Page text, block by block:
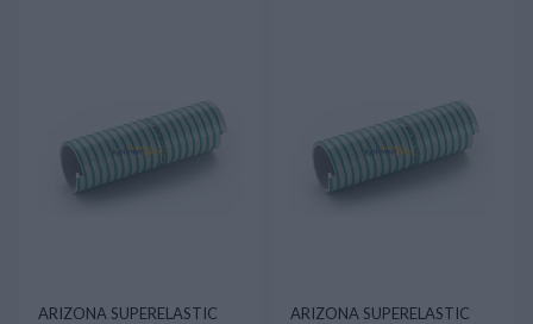
ARIZONA SUPERELASTIC
ARIZONA SUPERELASTIC